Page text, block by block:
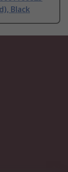
Black